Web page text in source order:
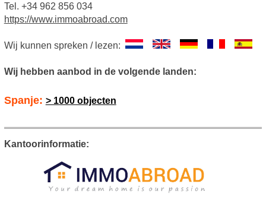
Tel. +34 962 856 034
https://www.immoabroad.com
Wij kunnen spreken / lezen:
Wij hebben aanbod in de volgende landen:
Spanje: > 1000 objecten
Kantoorinformatie: